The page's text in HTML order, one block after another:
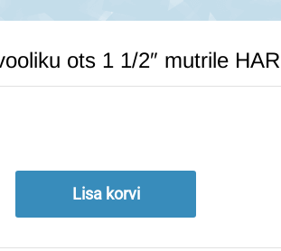
ots 1 1/2″ mutrile HAR
Lisa korvi